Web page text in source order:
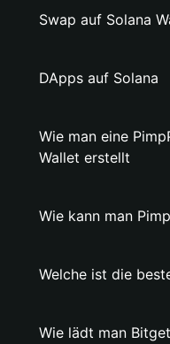
Swap auf Solana
DApps auf Solana
Wie man eine
Wallet erstellt
Wie kann man
Welche ist die
Wie lädt man